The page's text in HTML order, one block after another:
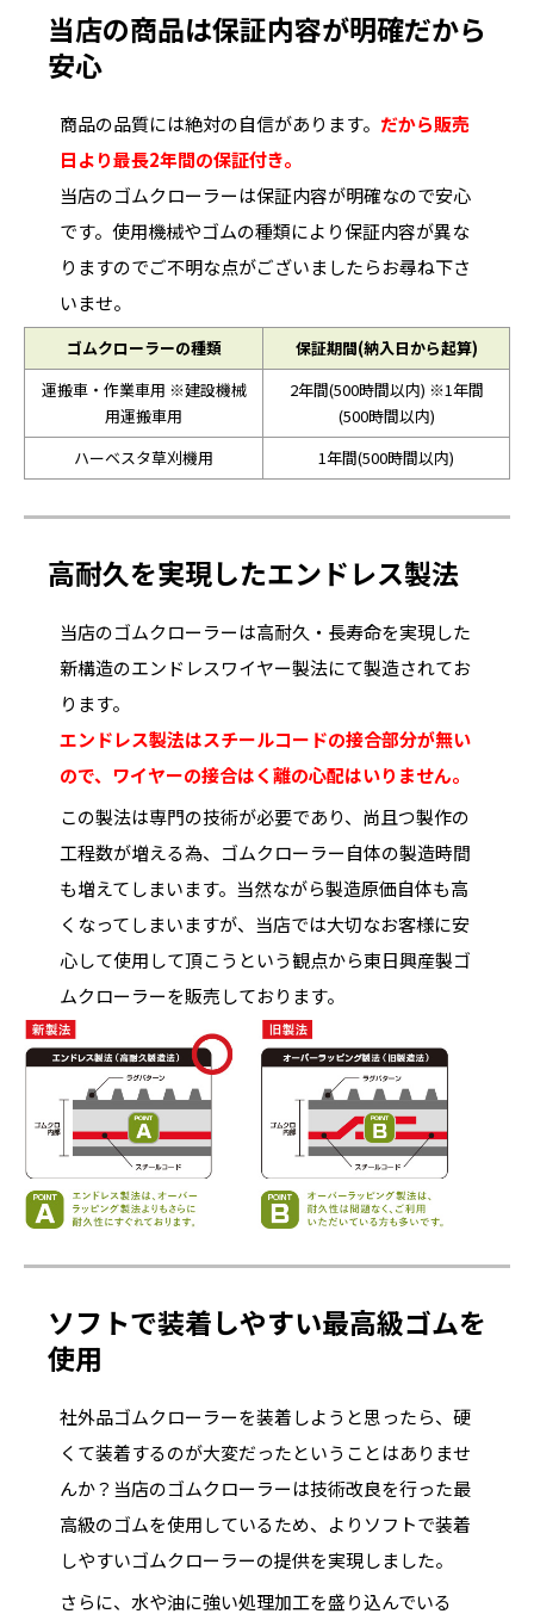
当店の商品は保証内容が明確だから
安心
商品の品質には絶対の自信があります。 だから販売
日より最長2年間の保証付き。
当店のゴムクローラーは保証内容が明確なので安心
です。使用機械やゴムの種類により保証内容が異な
りますのでご不明な点がございましたらお尋ね下さ
いませ。
ゴムクローラーの種類
保証期間(納入日から起算)
運搬車・作業車用 ※建設機械
用運搬車用
2年間(500時間以内) ※1年間
(500時間以内)
ハーベスタ草刈機用
1年間(500時間以内)
高耐久を実現したエンドレス製法
当店のゴムクローラーは高耐久・長寿命を実現した
新構造のエンドレスワイヤー製法にて製造されてお
ります。
エンドレス製法はスチールコードの接合部分が無い
ので、ワイヤーの接合はく離の心配はいりません。
この製法は専門の技術が必要であり、尚且つ製作の
工程数が増える為、ゴムクローラー自体の製造時間
も増えてしまいます。当然ながら製造原価自体も高
くなってしまいますが、当店では大切なお客様に安
心して使用して頂こうという観点から東日興産製ゴ
ムクローラーを販売しております。
ソフトで装着しやすい最高級ゴムを
使用
社外品ゴムクローラーを装着しようと思ったら、硬
くて装着するのが大変だったということはありませ
んか？当店のゴムクローラーは技術改良を行った最
高級のゴムを使用しているため、よりソフトで装着
しやすいゴムクローラーの提供を実現しました。
さらに、水や油に強い処理加工を盛り込んでいる